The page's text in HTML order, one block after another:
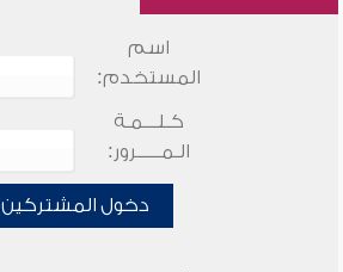
اسم
المستخدم:
كـلـــمـة
الـمـــــرور:
دخول المشتركين